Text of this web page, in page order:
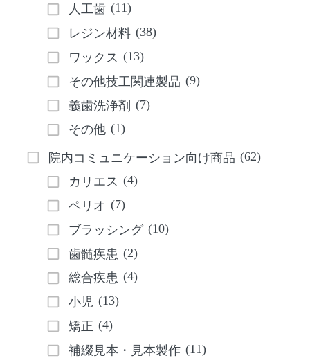
人工歯 (11)
レジン材料 (38)
ワックス (13)
その他技工関連製品 (9)
義歯洗浄剤 (7)
その他 (1)
院内コミュニケーション向け商品 (62)
カリエス (4)
ペリオ (7)
ブラッシング (10)
歯髄疾患 (2)
総合疾患 (4)
小児 (13)
矯正 (4)
補綴見本・見本製作 (11)